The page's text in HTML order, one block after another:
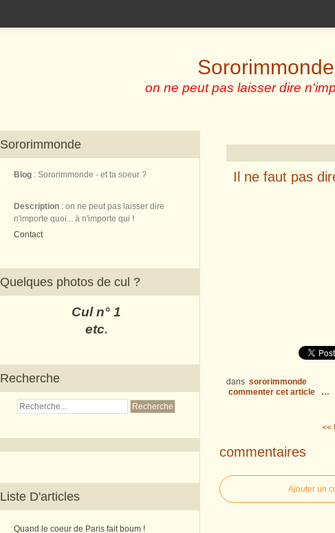
Sororimmonde
on ne peut pas laisser dire
Sororimmonde
Blog : Sororimmonde - et ta soeur ?
Description : on ne peut pas laisser dire
n'importe quoi... à n'importe qui !
Contact
Quelques photos de cul ?
Cul n° 1
etc.
Recherche
Liste D'articles
Quand le coeur de Paris fait boum !
Il ne faut pas
dans sororimmonde
commenter cet article
…
<<
commentaires
Ajouter un